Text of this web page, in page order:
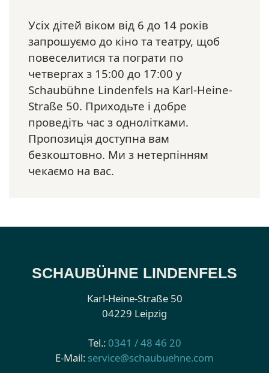
Усіх дітей віком від 6 до 14 років
запрошуємо до кіно та театру, щоб
повеселитися та пограти по
четвергах з 15:00 до 17:00 у
Schaubühne Lindenfels на Karl-Heine-
Straße 50. Приходьте і добре
проведіть час з однолітками.
Пропозиція доступна вам
безкоштовно. Ми з нетерпінням
чекаємо на вас.
SCHAUBÜHNE LINDENFELS
Karl-Heine-Straße 50
04229 Leipzig
Tel.: 0341 / 48 46 20
E-Mail: service@schaubuehne.com